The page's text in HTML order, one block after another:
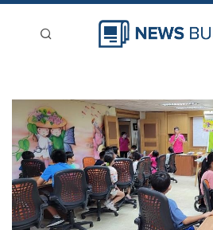
新聞稿分類
登入
刊登